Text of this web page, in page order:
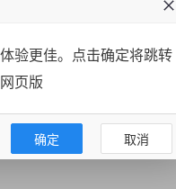
验更佳。点击确定将跳转
页版
确定 取消